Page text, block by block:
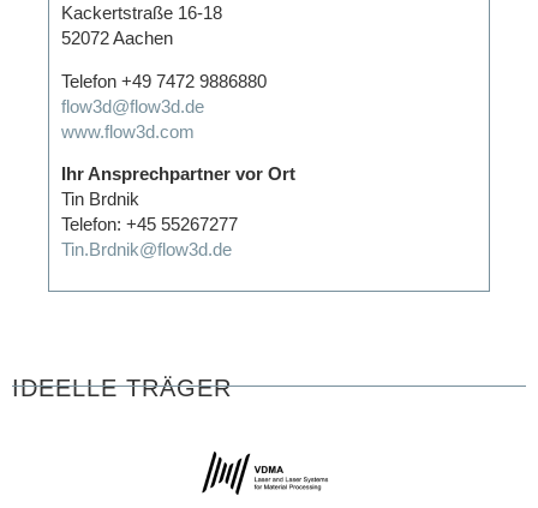
Kackertstraße 16-18
52072 Aachen
Telefon +49 7472 9886880
flow3d@flow3d.de
www.flow3d.com
Ihr Ansprechpartner vor Ort
Tin Brdnik
Telefon: +45 55267277
Tin.Brdnik@flow3d.de
IDEELLE TRÄGER